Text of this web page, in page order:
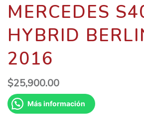
MERCEDES
HYBRID
2016
$25,900.00
Más información